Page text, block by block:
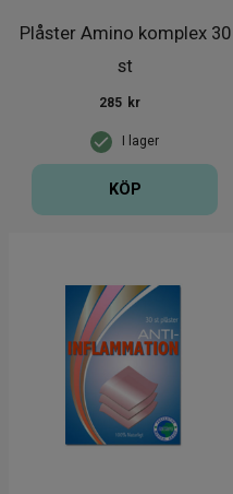
Plåster Amino komplex 30
st
I lager
285 kr
KÖP